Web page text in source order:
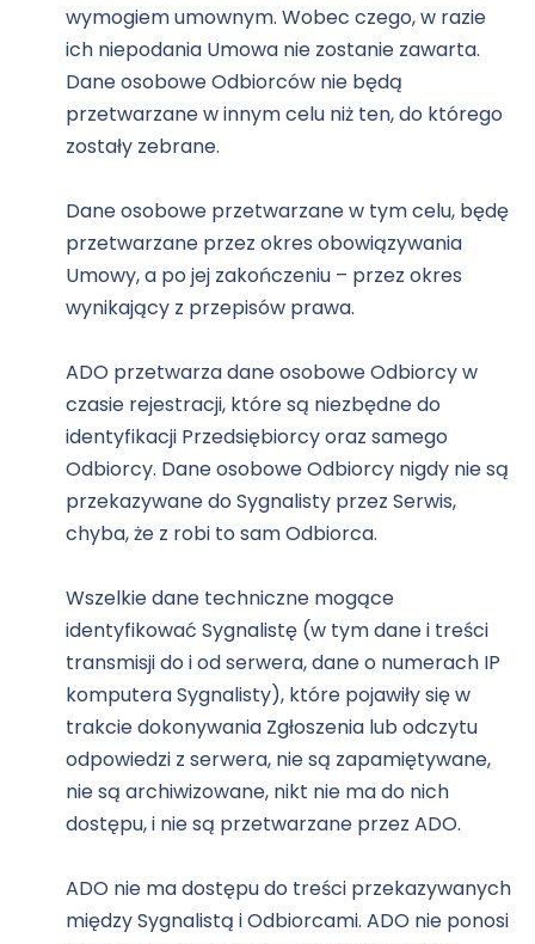
wymogiem umownym. Wobec czego, w razie
ich niepodania Umowa nie zostanie zawarta.
Dane osobowe Odbiorców nie będą
przetwarzane w innym celu niż ten, do którego
zostały zebrane.
Dane osobowe przetwarzane w tym celu, będę
przetwarzane przez okres obowiązywania
Umowy, a po jej zakończeniu – przez okres
wynikający z przepisów prawa.
ADO przetwarza dane osobowe Odbiorcy w
czasie rejestracji, które są niezbędne do
identyfikacji Przedsiębiorcy oraz samego
Odbiorcy. Dane osobowe Odbiorcy nigdy nie są
przekazywane do Sygnalisty przez Serwis,
chyba, że z robi to sam Odbiorca.
Wszelkie dane techniczne mogące
identyfikować Sygnalistę (w tym dane i treści
transmisji do i od serwera, dane o numerach IP
komputera Sygnalisty), które pojawiły się w
trakcie dokonywania Zgłoszenia lub odczytu
odpowiedzi z serwera, nie są zapamiętywane,
nie są archiwizowane, nikt nie ma do nich
dostępu, i nie są przetwarzane przez ADO.
ADO nie ma dostępu do treści przekazywanych
między Sygnalistą i Odbiorcami. ADO nie ponosi